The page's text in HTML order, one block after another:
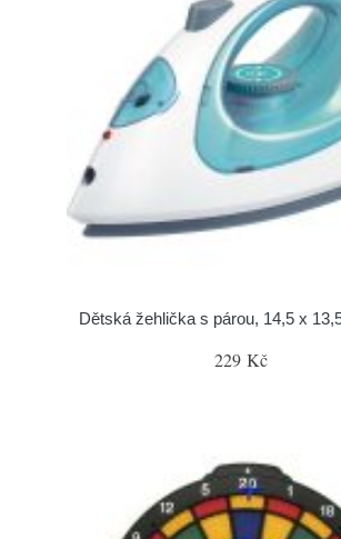
Dětská žehlička s párou, 14,5 x
229 Kč